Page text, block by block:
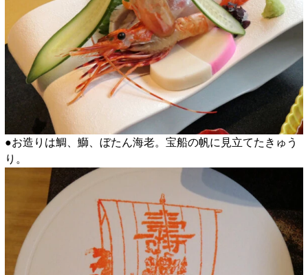
●お造りは鯛、鰤、ぼたん海老。宝船の帆に見立てたきゅう
り。